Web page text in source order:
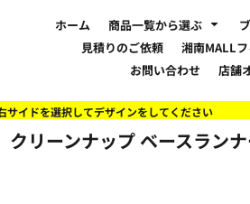
ホーム 商品一覧から選ぶ
見積りのご依頼
湘南MALL
お問い合わせ
店舗
イドを選択してデザインをしてください
リーンナップ ベースラン
ップ）